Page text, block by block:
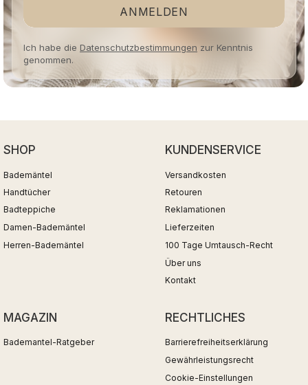
ANMELDEN
Ich habe die Datenschutzbestimmungen zur Kenntnis
genommen.
SHOP
Bademäntel
Handtücher
Badteppiche
Damen-Bademäntel
Herren-Bademäntel
KUNDENSERVICE
Versandkosten
Retouren
Reklamationen
Lieferzeiten
100 Tage Umtausch-Recht
Über uns
Kontakt
MAGAZIN
Bademantel-Ratgeber
RECHTLICHES
Barrierefreiheitserklärung
Gewährleistungsrecht
Cookie-Einstellungen